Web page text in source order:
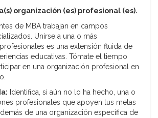
organización (es) profesional (es).
de MBA trabajan en campos
Unirse a una o más
es una extensión fluida de
educativas. Tómate el tiempo
en una organización profesional en
Identifica, si aún no lo ha hecho, una o
profesionales que apoyen tus metas
de una organización específica de